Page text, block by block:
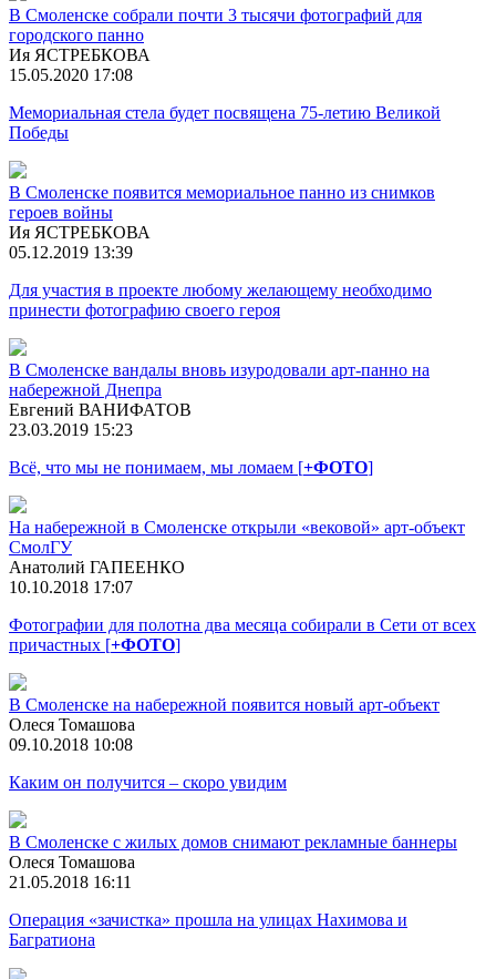
В Смоленске собрали почти 3 тысячи фотографий для
городского панно
Ия ЯСТРЕБКОВА
15.05.2020 17:08
Мемориальная стела будет посвящена 75-летию Великой
Победы
В Смоленске появится мемориальное панно из снимков
героев войны
Ия ЯСТРЕБКОВА
05.12.2019 13:39
Для участия в проекте любому желающему необходимо
принести фотографию своего героя
В Смоленске вандалы вновь изуродовали арт-панно на
набережной Днепра
Евгений ВАНИФАТОВ
23.03.2019 15:23
Всё, что мы не понимаем, мы ломаем [+ФОТО]
На набережной в Смоленске открыли «вековой» арт-объект
СмолГУ
Анатолий ГАПЕЕНКО
10.10.2018 17:07
Фотографии для полотна два месяца собирали в Сети от всех
причастных [+ФОТО]
В Смоленске на набережной появится новый арт-объект
Олеся Томашова
09.10.2018 10:08
Каким он получится – скоро увидим
В Смоленске с жилых домов снимают рекламные баннеры
Олеся Томашова
21.05.2018 16:11
Операция «зачистка» прошла на улицах Нахимова и
Багратиона